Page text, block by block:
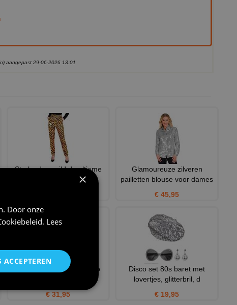
aangepast 29-06-2026 13:01
Stralend en wild de ultieme
dames pailletten broek
Glamoureuze zilveren
pailletten blouse voor dames
€ 45,95
Roucheblouse zwart chico
€ 31,95
Disco set 80s baret met
lovertjes, glitterbril, d
€ 19,95
×
Door onze
. Lees
ACCEPTEREN